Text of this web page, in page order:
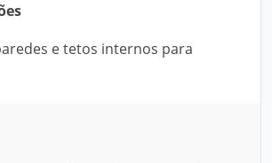
e tetos internos para